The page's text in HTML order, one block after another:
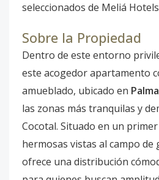
seleccionados de Meliá
Sobre la Propiedad
Dentro de este entorno
este acogedor apartamento
amueblado, ubicado en
las zonas más tranquilas y
Cocotal. Situado en un
hermosas vistas al campo de
ofrece una distribución